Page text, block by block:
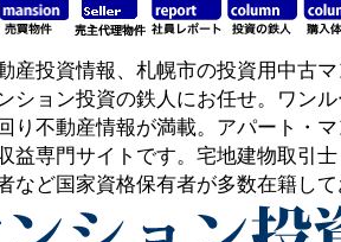
産投資情報、札幌市の投資用中古
ション投資の鉄人にお任せ。ワン
り不動産情報が満載。アパート・
益専門サイトです。宅地建物取引
など国家資格保有者が多数在籍し